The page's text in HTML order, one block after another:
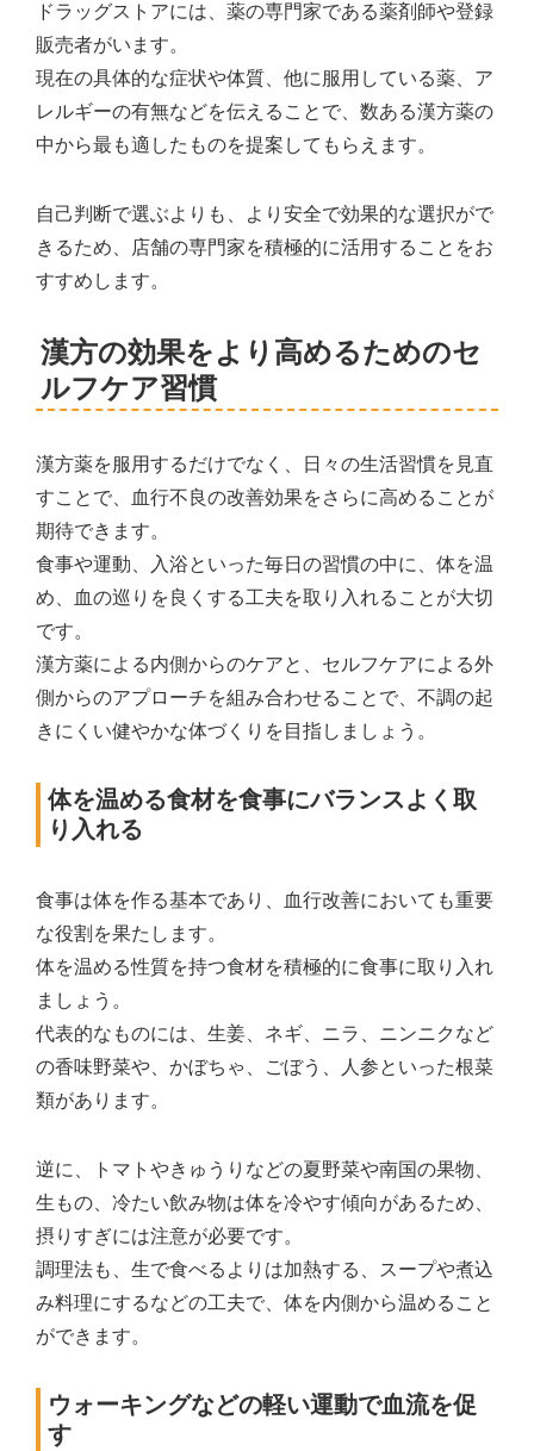
ドラッグストアには、薬の専門家である薬剤師や登録
販売者がいます。
現在の具体的な症状や体質、他に服用している薬、ア
レルギーの有無などを伝えることで、数ある漢方薬の
中から最も適したものを提案してもらえます。
自己判断で選ぶよりも、より安全で効果的な選択がで
きるため、店舗の専門家を積極的に活用することをお
すすめします。
漢方の効果をより高めるためのセ
ルフケア習慣
漢方薬を服用するだけでなく、日々の生活習慣を見直
すことで、血行不良の改善効果をさらに高めることが
期待できます。
食事や運動、入浴といった毎日の習慣の中に、体を温
め、血の巡りを良くする工夫を取り入れることが大切
です。
漢方薬による内側からのケアと、セルフケアによる外
側からのアプローチを組み合わせることで、不調の起
きにくい健やかな体づくりを目指しましょう。
体を温める食材を食事にバランスよく取
り入れる
食事は体を作る基本であり、血行改善においても重要
な役割を果たします。
体を温める性質を持つ食材を積極的に食事に取り入れ
ましょう。
代表的なものには、生姜、ネギ、ニラ、ニンニクなど
の香味野菜や、かぼちゃ、ごぼう、人参といった根菜
類があります。
逆に、トマトやきゅうりなどの夏野菜や南国の果物、
生もの、冷たい飲み物は体を冷やす傾向があるため、
摂りすぎには注意が必要です。
調理法も、生で食べるよりは加熱する、スープや煮込
み料理にするなどの工夫で、体を内側から温めること
ができます。
ウォーキングなどの軽い運動で血流を促
す